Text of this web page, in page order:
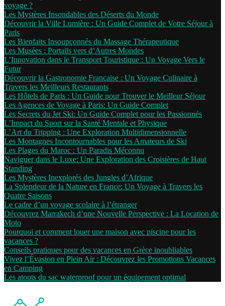
voyage ?
Les Mystères Insondables des Déserts du Monde
Découvrir la Ville Lumière : Un Guide Complet de Votre Séjour à
Paris
Les Bienfaits Insoupçonnés du Massage Thérapeutique
Les Musées : Portails vers d’Autres Mondes
L’Innovation dans le Transport Touristique : Un Voyage Vers le
Futur
Découvrir la Gastronomie Française : Un Voyage Culinaire à
Travers les Meilleurs Restaurants
Les Hôtels de Paris : Un Guide pour Trouver le Meilleur Séjour
Les Agences de Voyage à Paris: Un Guide Complet
Les Secrets du Jet Ski: Un Guide Complet pour les Passionnés
L’Impact du Sport sur la Santé Mentale et Physique
L’Art du Tripping : Une Exploration Multidimensionnelle
Les Montagnes Incontournables pour les Amateurs de Ski
Les Plages du Maroc : Un Paradis Méconnu
Naviguer dans le Luxe: Une Exploration des Croisières de Haut
Standing
Les Mystères Inexplorés des Jungles d’Afrique
La Splendeur de la Nature en France: Un Voyage à Travers les
Quatre Saisons
Le cadre d’un voyage scolaire à l’étranger
Découvrez Marrakech d’une Nouvelle Perspective : La Location de
Moto
Pourquoi et comment louer une maison avec piscine pour les
vacances ?
Conseils pratiques pour des vacances en Grèce inoubliables
Vivez l’Évasion en Plein Air : Découvrez les Promotions Vacances
en Camping
Les atouts du sac waterproof pour un équipement optimal